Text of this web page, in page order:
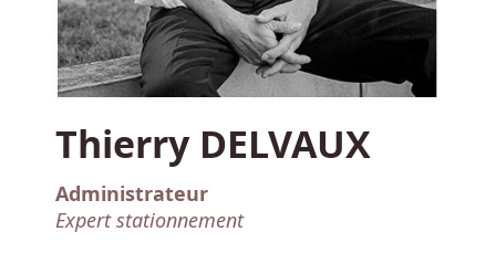
Thierry DELVAUX
Administrateur
Expert stationnement